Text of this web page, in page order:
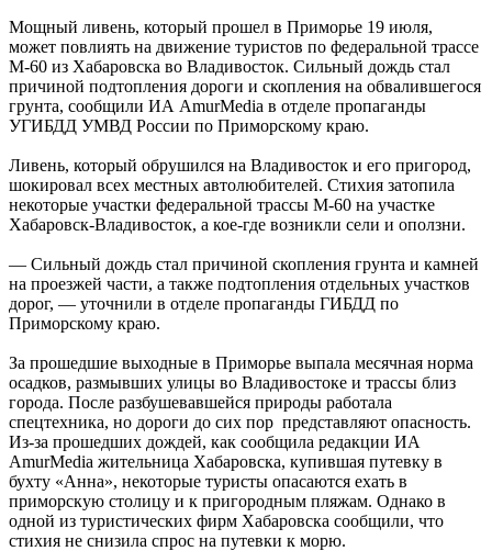
Мощный ливень, который прошел в Приморье 19 июля,
может повлиять на движение туристов по федеральной трассе
М-60 из Хабаровска во Владивосток. Сильный дождь стал
причиной подтопления дороги и скопления на обвалившегося
грунта, сообщили ИА AmurMedia в отделе пропаганды
УГИБДД УМВД России по Приморскому краю.
Ливень, который обрушился на Владивосток и его пригород,
шокировал всех местных автолюбителей. Стихия затопила
некоторые участки федеральной трассы М-60 на участке
Хабаровск-Владивосток, а кое-где возникли сели и оползни.
— Сильный дождь стал причиной скопления грунта и камней
на проезжей части, а также подтопления отдельных участков
дорог, — уточнили в отделе пропаганды ГИБДД по
Приморскому краю.
За прошедшие выходные в Приморье выпала месячная норма
осадков, размывших улицы во Владивостоке и трассы близ
города. После разбушевавшейся природы работала
спецтехника, но дороги до сих пор представляют опасность.
Из-за прошедших дождей, как сообщила редакции ИА
AmurMedia жительница Хабаровска, купившая путевку в
бухту «Анна», некоторые туристы опасаются ехать в
приморскую столицу и к пригородным пляжам. Однако в
одной из туристических фирм Хабаровска сообщили, что
стихия не снизила спрос на путевки к морю.